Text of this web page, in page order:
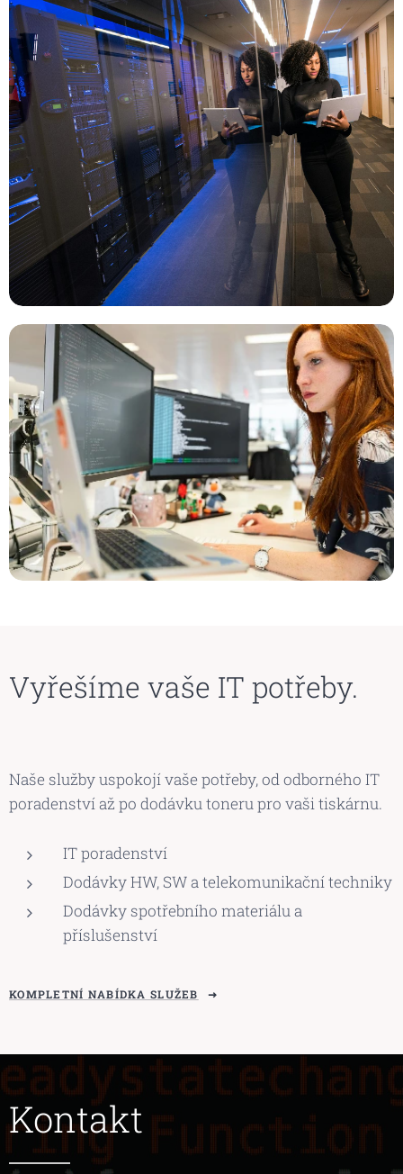
Vyřešíme vaše IT potřeby.
Naše služby uspokojí vaše potřeby, od odborného IT
poradenství až po dodávku toneru pro vaši tiskárnu.
IT poradenství
Dodávky HW, SW a telekomunikační techniky
Dodávky spotřebního materiálu a
příslušenství
KOMPLETNÍ NABÍDKA SLUŽEB
Kontakt